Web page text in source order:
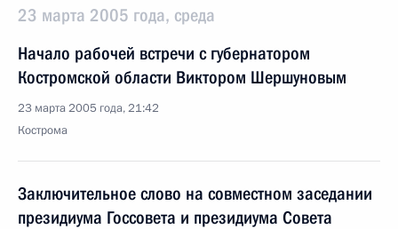
23 марта 2005 года, среда
Начало рабочей встречи с губернатором
Костромской области Виктором Шершуновым
23 марта 2005 года, 21:42
Кострома
Заключительное слово на совместном заседании
президиума Госсовета и президиума Совета